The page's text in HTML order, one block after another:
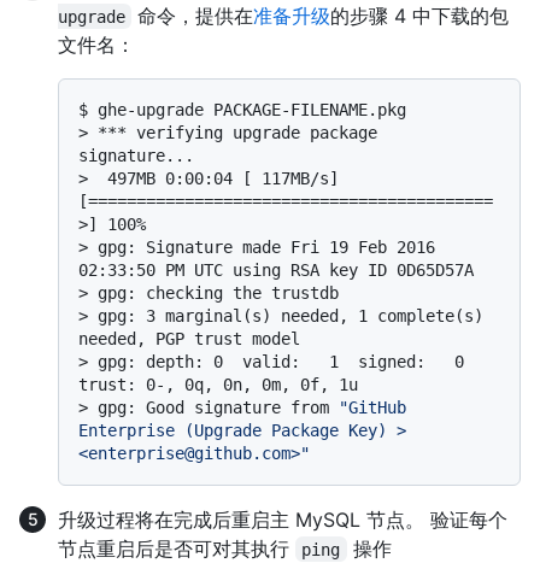
upgrade
命令，提供在准备升级的步骤 4 中下载的包
文件名：
$ ghe-upgrade PACKAGE-FILENAME.pkg
> *** verifying upgrade package
signature...
>
497MB 0:00:04 [ 117MB/s]
[==========================================
>] 100%
> gpg: Signature made Fri 19 Feb 2016
02:33:50 PM UTC using RSA key ID 0D65D57A
> gpg: checking the trustdb
> gpg: 3 marginal(s) needed, 1 complete(s)
needed, PGP trust model
> gpg: depth: 0  valid:   1  signed:   0
trust: 0-, 0q, 0n, 0m, 0f, 1u
> gpg: Good signature from
"GitHub
Enterprise (Upgrade Package Key) >
<enterprise@github.com>"
升级过程将在完成后重启主 MySQL 节点。 验证每个
节点重启后是否可对其执行
ping 操作